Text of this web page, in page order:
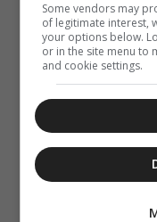
Some vendors may
of legitimate interest,
your options below.
or in the site menu to
and cookie settings.